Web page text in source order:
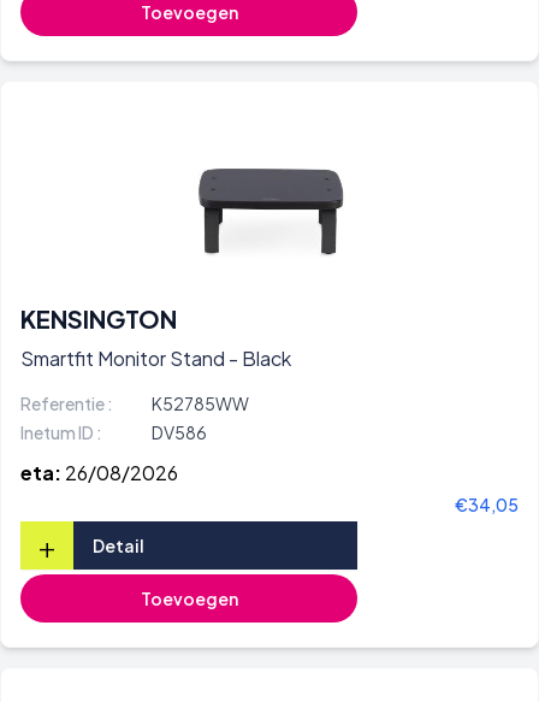
Toevoegen
KENSINGTON
Smartfit Monitor Stand - Black
Referentie :
K52785WW
Inetum ID :
DV586
eta: 26/08/2026
€34,05
+ Detail
Toevoegen